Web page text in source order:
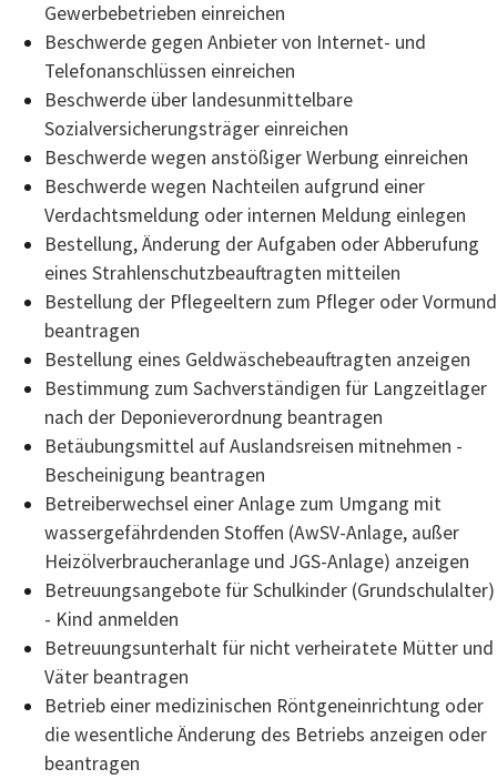
Gewerbebetrieben einreichen
Beschwerde gegen Anbieter von Internet- und
Telefonanschlüssen einreichen
Beschwerde über landesunmittelbare
Sozialversicherungsträger einreichen
Beschwerde wegen anstößiger Werbung einreichen
Beschwerde wegen Nachteilen aufgrund einer
Verdachtsmeldung oder internen Meldung einlegen
Bestellung, Änderung der Aufgaben oder Abberufung
eines Strahlenschutzbeauftragten mitteilen
Bestellung der Pflegeeltern zum Pfleger oder Vormund
beantragen
Bestellung eines Geldwäschebeauftragten anzeigen
Bestimmung zum Sachverständigen für Langzeitlager
nach der Deponieverordnung beantragen
Betäubungsmittel auf Auslandsreisen mitnehmen -
Bescheinigung beantragen
Betreiberwechsel einer Anlage zum Umgang mit
wassergefährdenden Stoffen (AwSV-Anlage, außer
Heizölverbraucheranlage und JGS-Anlage) anzeigen
Betreuungsangebote für Schulkinder (Grundschulalter)
- Kind anmelden
Betreuungsunterhalt für nicht verheiratete Mütter und
Väter beantragen
Betrieb einer medizinischen Röntgeneinrichtung oder
die wesentliche Änderung des Betriebs anzeigen oder
beantragen